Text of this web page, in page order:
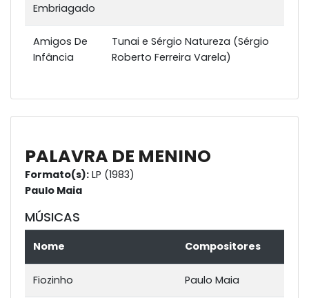
Embriagado
Amigos De
Infância
Tunai e Sérgio Natureza (Sérgio
Roberto Ferreira Varela)
PALAVRA DE MENINO
Formato(s): LP (1983)
Paulo Maia
MÚSICAS
Nome Compositores
Fiozinho Paulo Maia